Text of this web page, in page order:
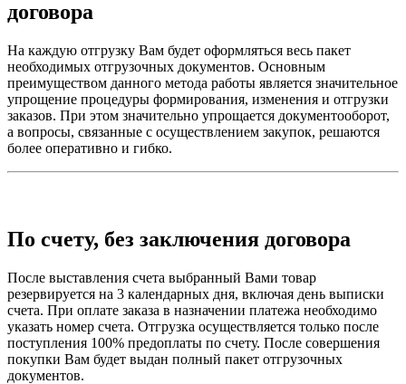
договора
На каждую отгрузку Вам будет оформляться весь пакет
необходимых отгрузочных документов. Основным
преимуществом данного метода работы является значительное
упрощение процедуры формирования, изменения и отгрузки
заказов. При этом значительно упрощается документооборот,
а вопросы, связанные с осуществлением закупок, решаются
более оперативно и гибко.
По счету, без заключения договора
После выставления счета выбранный Вами товар
резервируется на 3 календарных дня, включая день выписки
счета. При оплате заказа в назначении платежа необходимо
указать номер счета. Отгрузка осуществляется только после
поступления 100% предоплаты по счету. После совершения
покупки Вам будет выдан полный пакет отгрузочных
документов.